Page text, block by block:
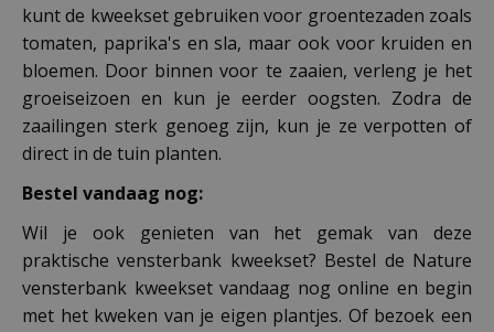
kunt de kweekset gebruiken voor groentezaden zoals
tomaten, paprika's en sla, maar ook voor kruiden en
bloemen. Door binnen voor te zaaien, verleng je het
groeiseizoen en kun je eerder oogsten. Zodra de
zaailingen sterk genoeg zijn, kun je ze verpotten of
direct in de tuin planten.
Bestel vandaag nog:
Wil je ook genieten van het gemak van deze
praktische vensterbank kweekset? Bestel de Nature
vensterbank kweekset vandaag nog online en begin
met het kweken van je eigen plantjes. Of bezoek een